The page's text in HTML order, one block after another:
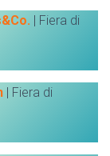
| Fiera di
| Fiera di